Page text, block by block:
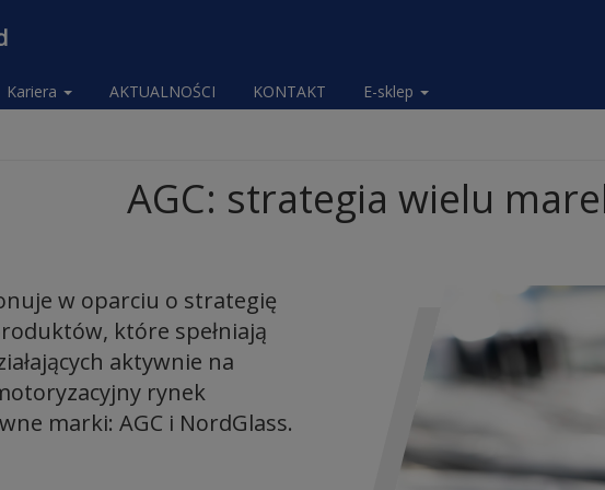
Kariera AKTUALNOŚCI KONTAKT E-sklep
AGC: strategia wielu
w oparciu o strategię
które spełniają
aktywnie na
rynek
marki: AGC i NordGlass.